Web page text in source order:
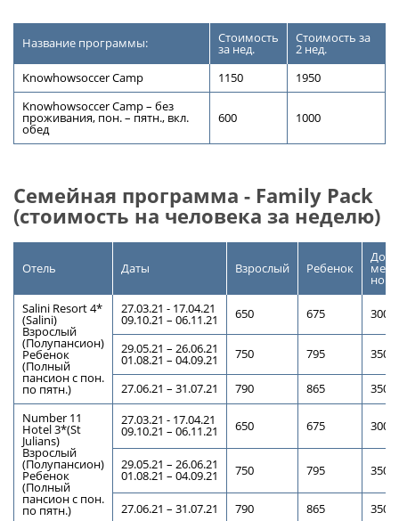
Название программы: Стоимость
за нед.
Стоимость за
2 нед.
Knowhowsoccer Camp
1150
1950
Knowhowsoccer Camp – без
проживания, пон. – пятн., вкл.
обед
600 1000
Семейная программа - Family Pack
(стоимость на человека за неделю)
Отель Даты Взрослый Ребенок
Salini Resort 4*
(Salini)
Взрослый
(Полупансион)
Ребенок
(Полный
пансион с пон.
по пятн.)
27.03.21 - 17.04.21
09.10.21 – 06.11.21 650 675 300
29.05.21 – 26.06.21
01.08.21 – 04.09.21 750 795 350
27.06.21 – 31.07.21 790 865
350
Number 11
Hotel 3*(St
Julians)
Взрослый
(Полупансион)
Ребенок
(Полный
пансион с пон.
по пятн.)
27.03.21 - 17.04.21
09.10.21 – 06.11.21 650 675 300
29.05.21 – 26.06.21
01.08.21 – 04.09.21 750 795 350
27.06.21 – 31.07.21 790 865 350